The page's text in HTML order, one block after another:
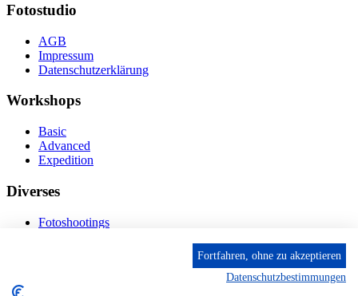
Fotostudio
AGB
Impressum
Datenschutzerklärung
Workshops
Basic
Advanced
Expedition
Diverses
Fotoshootings
Kontakt
Fortfahren, ohne zu akzeptieren
Datenschutzbestimmungen